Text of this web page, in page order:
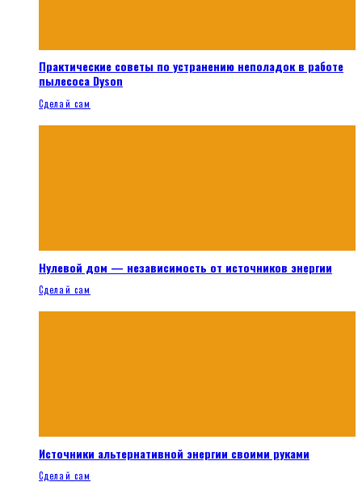
Практические советы по устранению неполадок в работе
пылесоса Dyson
Сделай сам
Нулевой дом — независимость от источников энергии
Сделай сам
Источники альтернативной энергии своими руками
Сделай сам